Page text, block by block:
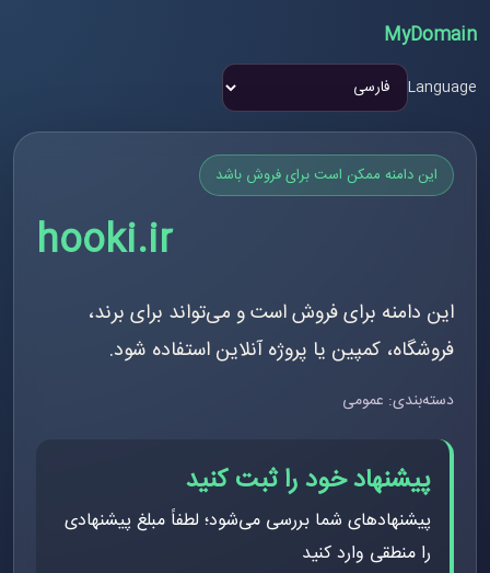
MyDomain
Language
این دامنه ممکن است برای فروش باشد
hooki.ir
این دامنه برای فروش است و می‌تواند برای برند،
فروشگاه، کمپین یا پروژه آنلاین استفاده شود.
دسته‌بندی: عمومی
پیشنهاد خود را ثبت کنید
پیشنهادهای شما بررسی می‌شود؛ لطفاً مبلغ پیشنهادی
را منطقی وارد کنید